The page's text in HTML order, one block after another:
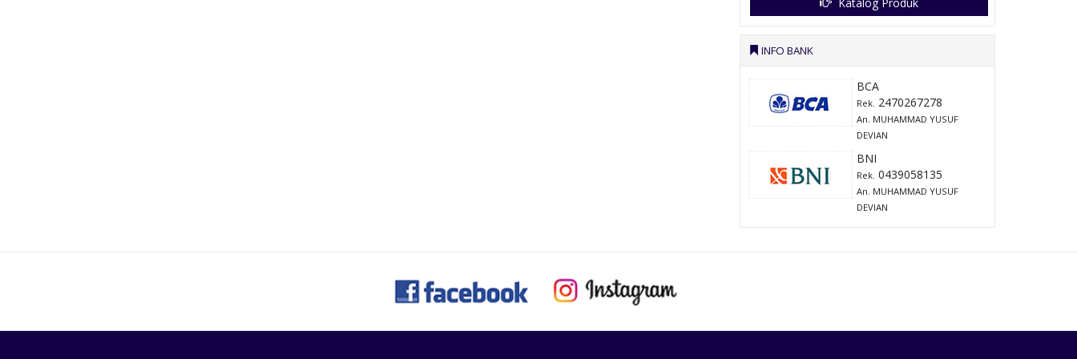
INFO BANK
BCA
Rek. 2470267278
An. MUHAMMAD YUSUF
DEVIAN
BNI
Rek. 0439058135
An. MUHAMMAD YUSUF
DEVIAN